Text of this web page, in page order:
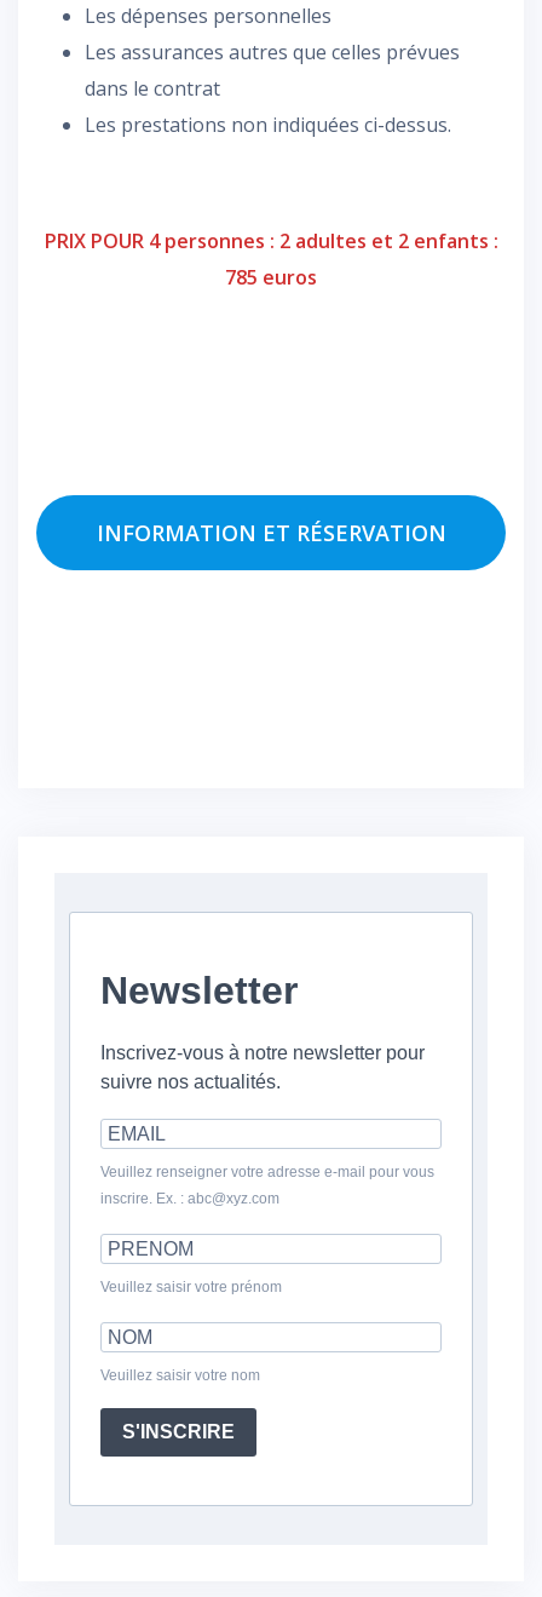
Les dépenses personnelles
Les assurances autres que celles prévues
dans le contrat
Les prestations non indiquées ci-dessus.
PRIX POUR 4 personnes : 2 adultes et 2 enfants :
785 euros
INFORMATION ET RÉSERVATION
Newsletter
Inscrivez-vous à notre newsletter pour
suivre nos actualités.
Veuillez renseigner votre adresse e-mail pour vous
inscrire. Ex. : abc@xyz.com
Veuillez saisir votre prénom
Veuillez saisir votre nom
S'INSCRIRE